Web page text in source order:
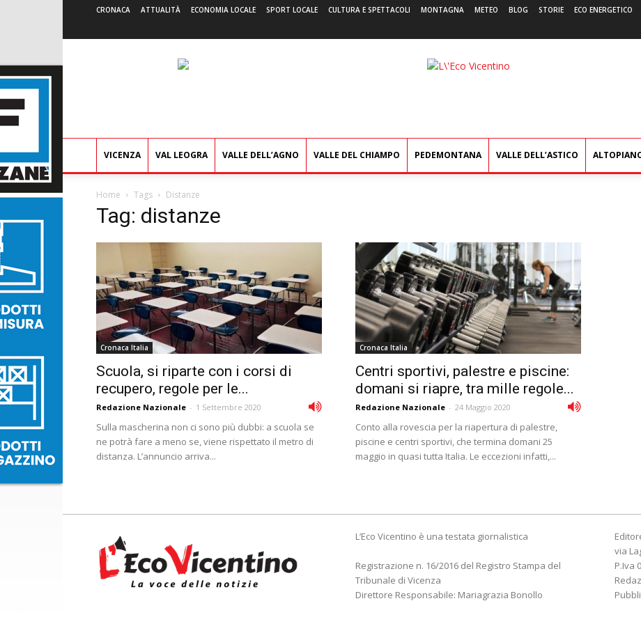
CRONACA ATTUALITÀ ECONOMIA LOCALE SPORT LOCALE CULTURA E SPETTACOLI MONTAGNA METEO BLOG STORIE ECO ENERGETICO
L'Eco
VICENZA VAL LEOGRA VALLE DELL’AGNO VALLE DEL CHIAMPO PEDEMONTANA VALLE DELL’ASTICO
Home Tags Distanze
Tag: distanze
Cronaca Italia
Scuola, si riparte con i corsi di
recupero, regole per le...
Redazione Nazionale - 1 Settembre 2020
Sulla mascherina non ci sono più dubbi: a scuola se
ne potrà fare a meno se, viene rispettato il metro di
distanza. L’annuncio arriva...
Cronaca Italia
Centri sportivi, palestre e piscine:
domani si riapre, tra mille regole...
Redazione Nazionale - 24 Maggio 2020
Conto alla rovescia per la riapertura di palestre,
piscine e centri sportivi, che termina domani 25
maggio in quasi tutta Italia. Le eccezioni infatti,...
L’Eco Vicentino è una testata giornalistica
Registrazione n. 16/2016 del Registro Stampa del
Tribunale di Vicenza
Direttore Responsabile: Mariagrazia Bonollo
via
P.Iva